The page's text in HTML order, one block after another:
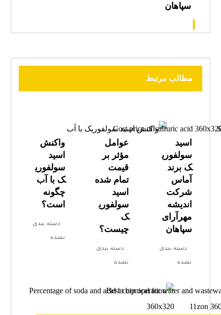
سپاهان
مطالب مرتبط
واکنش
اسید
سولفوری
ک با آب
چگونه
است؟
دسته بندی
نشده
عوامل
مؤثر بر
قیمت
تمام‌ شده
اسید
سولفوری
ک
چیست؟
دسته بندی
نشده
اسید
سولفوری
ک برند
آماس
شرکت
اندیشه
مهرآرای
سپاهان
دسته بندی
نشده